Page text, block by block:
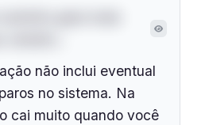
não inclui eventual
no sistema. Na
cai muito quando você